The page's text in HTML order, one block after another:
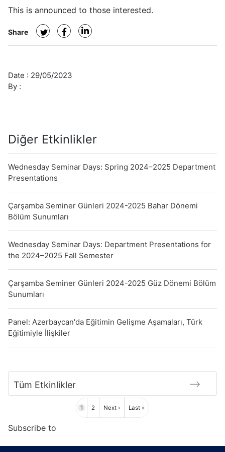
Processable
Solar
This is announced to those interested.
Share
Date : 29/05/2023
By :
Diğer Etkinlikler
Wednesday Seminar Days: Spring 2024–2025 Department
Presentations
Çarşamba Seminer Günleri 2024-2025 Bahar Dönemi
Bölüm Sunumları
Wednesday Seminar Days: Department Presentations for
the 2024–2025 Fall Semester
Çarşamba Seminer Günleri 2024-2025 Güz Dönemi Bölüm
Sunumları
Panel: Azerbaycan'da Eğitimin Gelişme Aşamaları, Türk
Eğitimiyle İlişkiler
Tüm Etkinlikler
Page
1 Page
2
Next
Next ›
Last
Last »
Subscribe to